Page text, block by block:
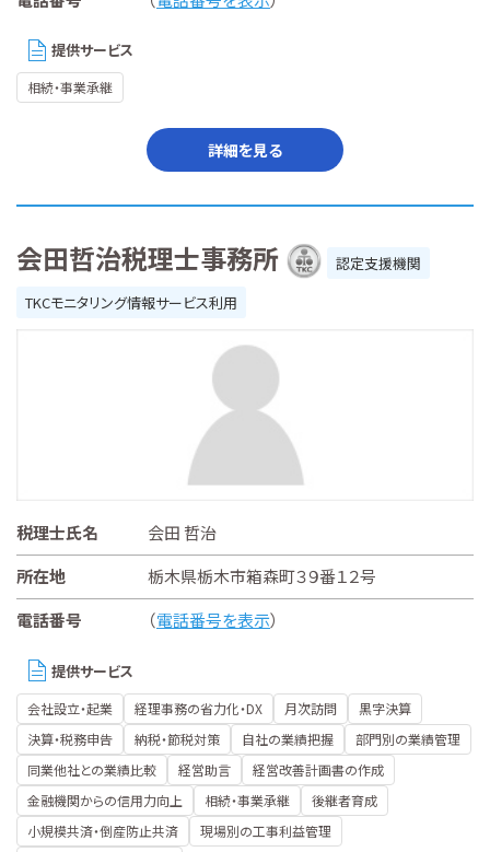
提供サービス
相続・事業承継
詳細を見る
会田哲治税理士事務所
認定支援機関
TKCモニタリング情報サービス利用
税理士氏名
会田 哲治
所在地
栃木県栃木市箱森町３９番１２号
電話番号
（電話番号を表示）
提供サービス
会社設立・起業 経理事務の省力化・DX 月次訪問
黒字決算
決算・税務申告
納税・節税対策 自社の業績把握
部門別の業績管理
同業他社との業績比較
経営助言
経営改善計画書の作成
金融機関からの信用力向上
相続・事業承継
後継者育成
小規模共済・倒産防止共済
現場別の工事利益管理